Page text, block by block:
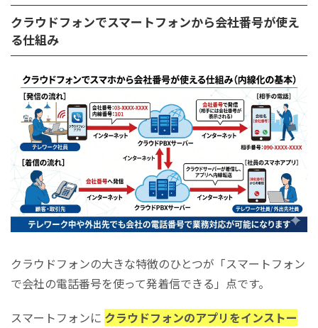
クラウドフォンでスマートフォンから会社番号が使え
る仕組み
クラウドフォンの大きな特徴のひとつが「スマートフォン
で会社の電話番号を使って発着信できる」点です。
スマートフォンに クラウドフォンのアプリをインストー